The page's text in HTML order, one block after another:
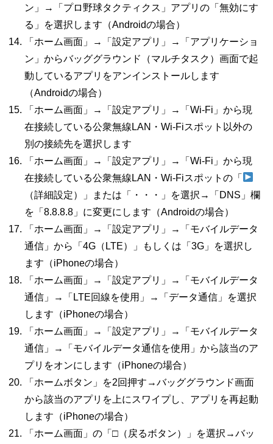
ン」→「プロ野球タクティクス」アプリの「無効にす
る」を選択します（Androidの場合）
「ホーム画面」→「設定アプリ」→「アプリケーショ
ン」からバッググラウンド（マルチタスク）画面で起
動しているアプリをアンインストールします
（Androidの場合）
「ホーム画面」→「設定アプリ」→「 Wi-Fi 」から現
在接続している公衆無線 LAN ・ Wi-Fiスポット以外の
別の接続先を選択します
「ホーム画面」→「設定アプリ」→「 Wi-Fi 」から現
在接続している公衆無線 LAN ・ Wi-Fiスポットの「
（詳細設定）」または「・・・」を選択→「 DNS 」欄
を「 8.8.8.8 」に変更にします（Androidの場合）
「ホーム画面」→「設定アプリ」→「モバイルデータ
通信」から「 4G （ LTE）」もしくは「 3G 」を選択し
ます（iPhoneの場合）
「ホーム画面」→「設定アプリ」→「モバイルデータ
通信」→「 LTE回線を使用」→「データ通信」を選択
します（iPhoneの場合）
「ホーム画面」→「設定アプリ」→「モバイルデータ
通信」→「モバイルデータ通信を使用」から該当のア
プリをオンにします（iPhoneの場合）
「ホームボタン」を2回押す→バッググラウンド画面
から該当のアプリを上にスワイプし、アプリを再起動
します（iPhoneの場合）
「ホーム画面」の「□（戻るボタン）」を選択→バッ